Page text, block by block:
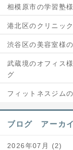
相模原市の学習塾
港北区のクリニッ
渋谷区の美容室様
武蔵境のオフィス
グ
フィットネスジム
ブログ アーカ
2026年07月 (2)